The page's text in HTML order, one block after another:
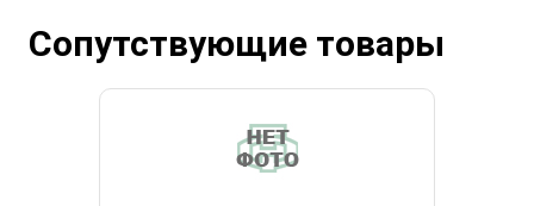
Сопутствующие товары